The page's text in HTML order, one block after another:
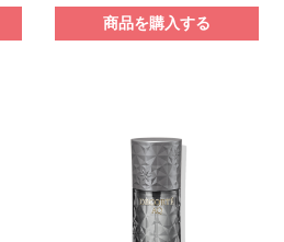
商品を購入する